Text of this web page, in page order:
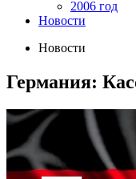
2006 год
Новости
Новости
Германия: